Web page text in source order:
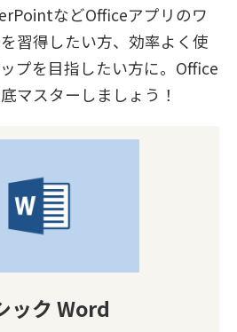
などOfficeアプリのワ
習得したい方、効率よく使
プを目指したい方に。Office
マスターしましょう！
ック Word